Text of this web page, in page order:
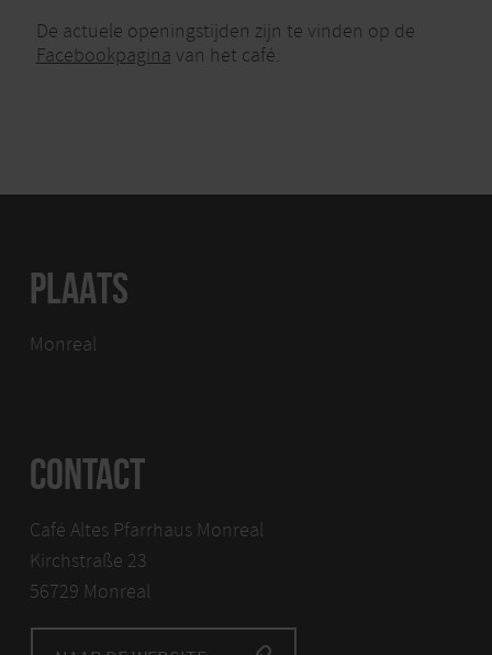
De actuele openingstijden zijn te vinden op de
Facebookpagina van het café.
PLAATS
Monreal
CONTACT
Café Altes Pfarrhaus Monreal
Kirchstraße 23
56729 Monreal